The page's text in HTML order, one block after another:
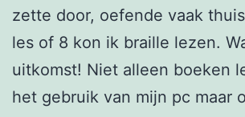
zette door, oefende vaak
les of 8 kon ik braille lezen.
uitkomst! Niet alleen boeken
het gebruik van mijn pc maar